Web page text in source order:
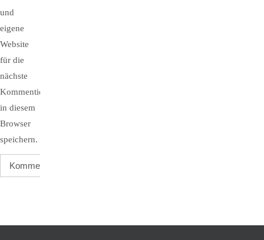
und
eigene
Website
für die
nächste
Kommentierung
in diesem
Browser
speichern.